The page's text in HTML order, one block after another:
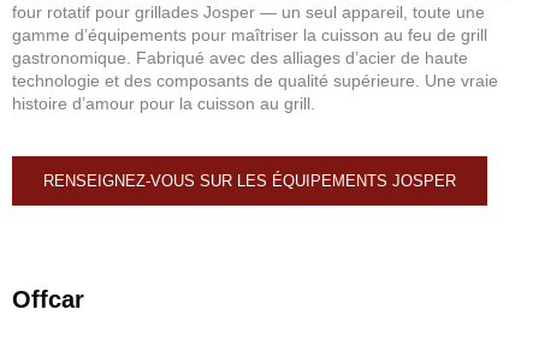
four rotatif pour grillades Josper — un seul appareil, toute une
gamme d’équipements pour maîtriser la cuisson au feu de grill
gastronomique. Fabriqué avec des alliages d’acier de haute
technologie et des composants de qualité supérieure. Une vraie
histoire d’amour pour la cuisson au grill.
RENSEIGNEZ-VOUS SUR LES ÉQUIPEMENTS JOSPER
Offcar